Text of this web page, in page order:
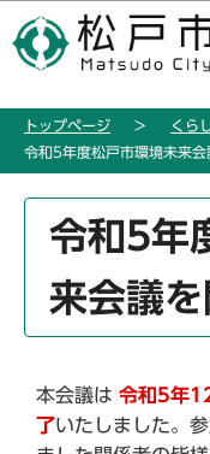
の
ー
この
トップページ くら
令和5年度松戸市環境未来会
か
令和5年
来会議
本会議は 令和5年
了いたしました。